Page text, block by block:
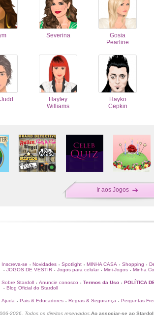
Severina
Gosia
Pearline
Hayley
Williams
Hayko
Cepkin
Ir aos Jogos
Inscreva-se • Novidades • Spotlight • MINHA CASA • Shopping •
• JOGOS DE VESTIR • Jogos para celular • Mini-Jogos • Minha
Sobre Stardoll • Anuncie conosco • Termos da Uso • POLÍTICA
• Blog Oficial do Stardoll
Ajuda • Pais & Educadores • Regras & Segurança • Perguntas
2026. Todos os direitos reservados. Ao associar-se ao